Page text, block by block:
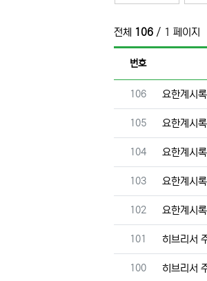
전체 106 / 1 페이지
번호
번호
106 요한계시
번호
105 요한계시
번호
104 요한계시
번호
103 요한계시
번호
102 요한계시
번호
101 히브리서
번호
100 히브리서